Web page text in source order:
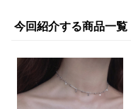
今回紹介する商品一覧